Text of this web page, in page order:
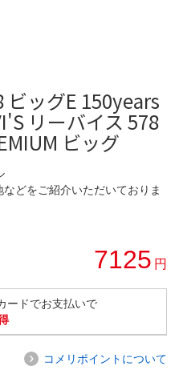
ッグE 150years
リーバイス 578
ビッグ
どをご紹介いただいておりま
7125 円
ードでお支払いで
コメリポイントについて